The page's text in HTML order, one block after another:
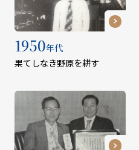
1950年代
果てしなき野原を耕す